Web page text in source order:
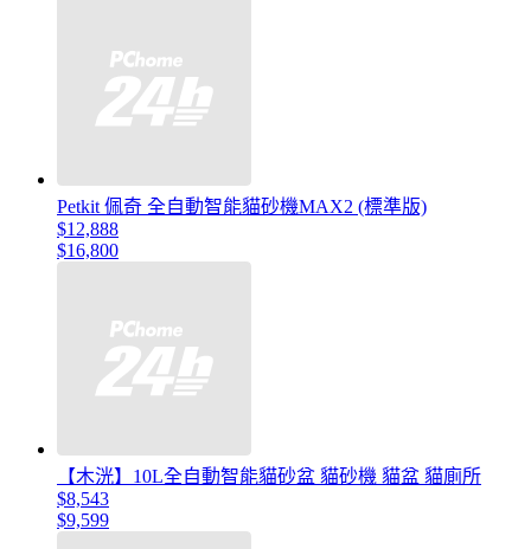
Petkit 佩奇 全自動智能貓砂機MAX2 (標準版)
$12,888
$16,800
【木洸】10L全自動智能貓砂盆 貓砂機 貓盆 貓廁所
$8,543
$9,599